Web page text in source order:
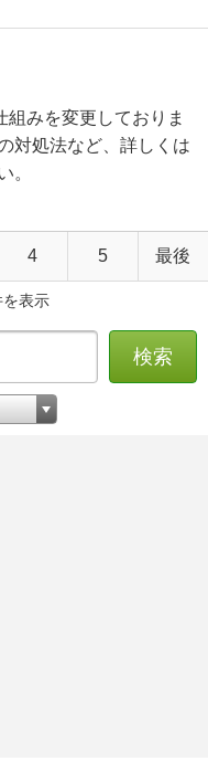
みを変更しておりま
対処法など、詳しくは
。
4 5 最後
表示
検索